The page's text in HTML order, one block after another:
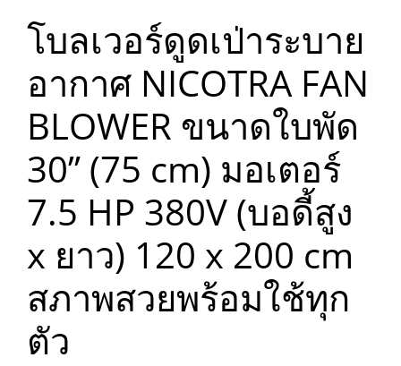
โบลเวอร์ดูดเป่าระบาย
อากาศ NICOTRA FAN
BLOWER ขนาดใบพัด
30” (75 cm) มอเตอร์
7.5 HP 380V (บอดี้สูง
x ยาว) 120 x 200 cm
สภาพสวยพร้อมใช้ทุก
ตัว